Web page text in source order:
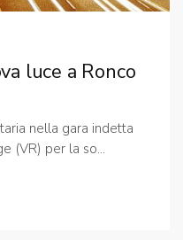
luce a Ronco
nella gara indetta
(VR) per la so...